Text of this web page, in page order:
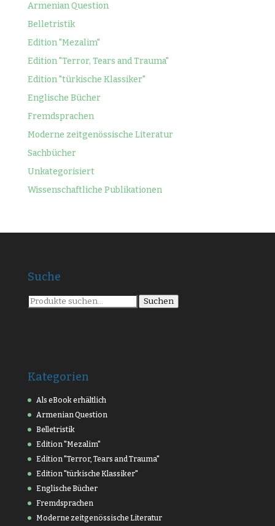
Armenian Question
Belletristik
Edition "Mezalim"
Edition "Terror, Tears and Trauma"
Edition "türkische Klassiker"
Englische Bücher
Fremdsprachen
Moderne zeitgenössische Literatur
Sachbücher
Unkategorisiert
Wissenschaftliche Publikationen
Suche
Suche
nach:
Suchen
Kategorien
Als eBook erhältlich
Armenian Question
Belletristik
Edition "Mezalim"
Edition "Terror, Tears and Trauma"
Edition "türkische Klassiker"
Englische Bücher
Fremdsprachen
Moderne zeitgenössische Literatur